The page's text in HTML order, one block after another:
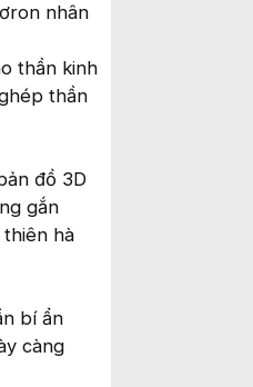
nhân
thần kinh
thần
đồ 3D
gắn
hà
bí ẩn
càng